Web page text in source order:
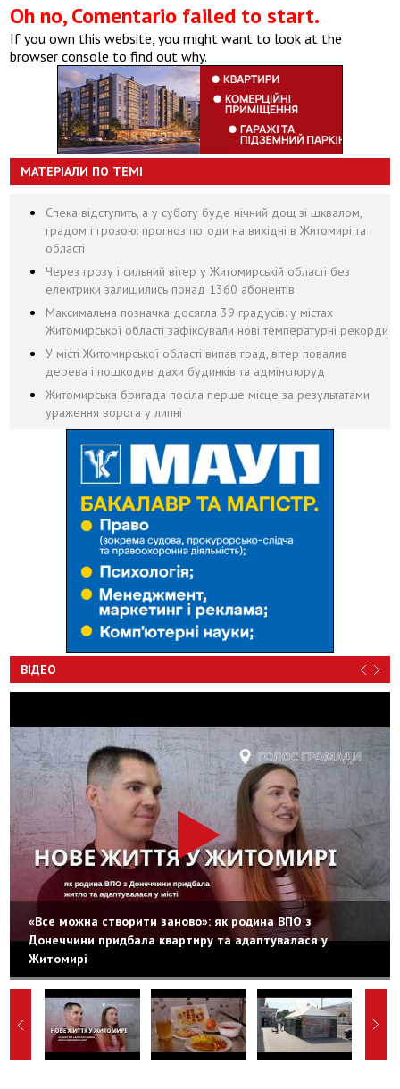
Oh no, Comentario failed to start.
If you own this website, you might want to look at the
browser console to find out why.
МАТЕРІАЛИ ПО ТЕМІ
Спека відступить, а у суботу буде нічний дощ зі шквалом,
градом і грозою: прогноз погоди на вихідні в Житомирі та
області
Через грозу і сильний вітер у Житомирській області без
електрики залишились понад 1360 абонентів
Максимальна позначка досягла 39 градусів: у містах
Житомирської області зафіксували нові температурні рекорди
У місті Житомирської області випав град, вітер повалив
дерева і пошкодив дахи будинків та адмінспоруд
Житомирська бригада посіла перше місце за результатами
ураження ворога у липні
ВІДЕО
«Все можна створити заново»: як родина ВПО з
Донеччини придбала квартиру та адаптувалася у
Житомирі